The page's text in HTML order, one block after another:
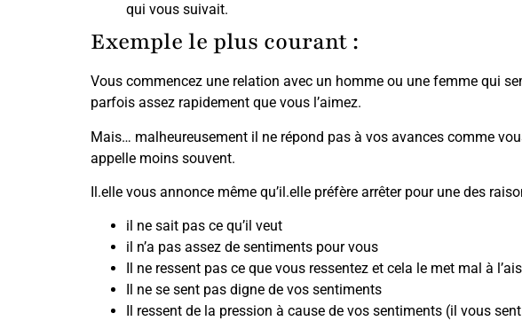
qui vous suivait.
Exemple le plus courant :
Vous commencez une relation avec un homme ou une femme qui
parfois assez rapidement que vous l’aimez.
Mais… malheureusement il ne répond pas à vos avances comme
appelle moins souvent.
Il.elle vous annonce même qu’il.elle préfère arrêter pour une des
il ne sait pas ce qu’il veut
il n’a pas assez de sentiments pour vous
Il ne ressent pas ce que vous ressentez et cela le met mal à
Il ne se sent pas digne de vos sentiments
Il ressent de la pression à cause de vos sentiments (il vous